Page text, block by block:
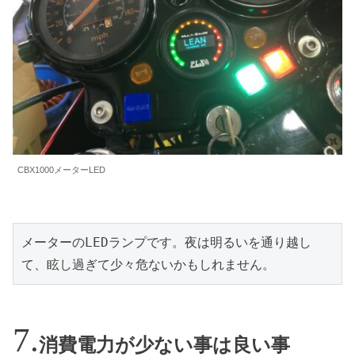
CBX1000メーターLED
メーターのLEDランプです。夜は明るいを通り越し
て、眩し過ぎて少々危ないかもしれません。
消費電力が少ない事は良い事